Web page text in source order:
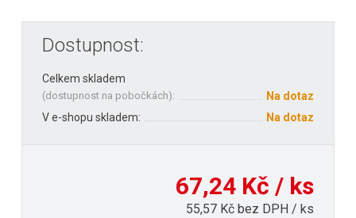
Dostupnost:
Celkem skladem
(dostupnost na pobočkách):
Na dotaz
V e-shopu skladem:
Na dotaz
67,24 Kč / ks
55,57 Kč bez DPH / ks